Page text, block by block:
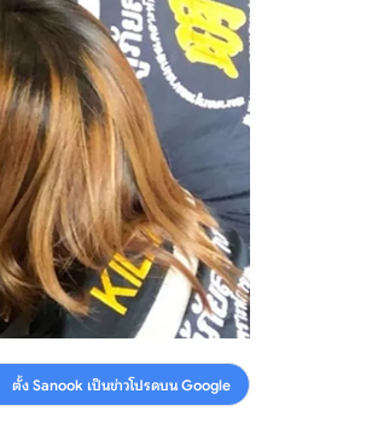
ตั้ง Sanook เป็นข่าวโปรดบน Google